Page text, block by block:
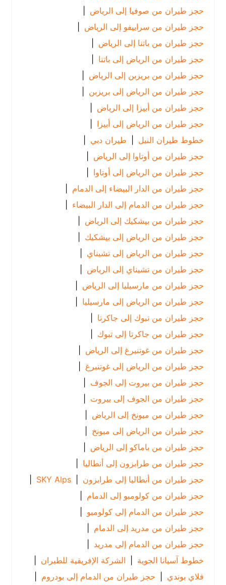
حجز طيران من صوفيا إلى الرياض
|
حجز طيران من سراييفو إلى الرياض
|
حجز طيران من باتنا إلى الرياض
|
حجز طيران من الرياض إلى باتنا |
حجز طيران من بريزبن إلى الرياض
|
حجز طيران من الرياض إلى بريزبن |
حجز طيران من أبيزا إلى الرياض
|
حجز طيران من الرياض إلى أبيزا
خطوط طيران النيل | طيران دبي |
حجز طيران من أوتاوا إلى الرياض
|
حجز طيران من الرياض إلى أوتاوا |
حجز طيران من الدار البيضاء إلى الدمام
|
حجز طيران من الدمام إلى الدار البيضاء |
حجز طيران من بيشكيك إلى الرياض
|
حجز طيران من الرياض إلى بيشكيك |
حجز طيران من الرياض إلى تشيناي |
حجز طيران من تشيناي إلى الرياض
|
حجز طيران من مارسيليا إلى الرياض
|
حجز طيران من الرياض إلى مارسيليا |
حجز طيران من تبوك إلى جاكرتا
|
حجز طيران من جاكرتا إلى تبوك
|
حجز طيران من غوتنبرغ إلى الرياض
|
حجز طيران من الرياض إلى غوتنبرغ |
حجز طيران من بيروت إلى الجوف |
حجز طيران من الجوف إلى بيروت
|
حجز طيران من ميونخ إلى الرياض
|
حجز طيران من الرياض إلى ميونخ |
حجز طيران من باماكو إلى الرياض
|
حجز طيران من طرابزون إلى أنطاليا
|
حجز طيران من أنطاليا إلى طرابزون |
SKY Alps
|
حجز طيران من كولومبو إلى الدمام
|
حجز طيران من الدمام إلى كولومبو |
حجز طيران من مدريد إلى الدمام
|
حجز طيران من الدمام إلى مدريد |
خطوط آسيانا الجوية
| الشركة الإفريقية للطيران |
فلاي بوندي | حجز طيران من الدمام إلى بودروم |